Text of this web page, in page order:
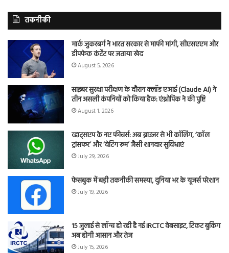
तकनीकी
मार्क जुकरबर्ग ने भारत सरकार से माफी मांगी, सीएसएएम और
डीपफेक कंटेंट पर जताया खेद
August 5, 2026
साइबर सुरक्षा परीक्षण के दौरान क्लॉड एआई (Claude AI) ने
तीन असली कंपनियों को किया हैक: एंथ्रोपिक ने की पुष्टि
August 1, 2026
व्हाट्सएप के नए फीचर्स: अब ब्राउजर से भी कॉलिंग, ‘कॉल
ट्रांसफर’ और ‘वेटिंग रूम’ जैसी शानदार सुविधाएं
July 29, 2026
फेसबुक में बड़ी तकनीकी समस्या, दुनिया भर के यूजर्स परेशान
July 19, 2026
15 जुलाई से लॉन्च हो रही है नई IRCTC वेबसाइट, टिकट बुकिंग
अब होगी आसान और तेज
July 15, 2026